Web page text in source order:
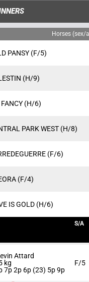
Horses (sex/
PANSY (F/5)
(H/9)
(H/6)
PARK WEST (H/8)
(F/6)
(F/4)
IS GOLD (H/6)
S/A
Attard
kg
7p 2p 6p (23) 5p 9p
F/5